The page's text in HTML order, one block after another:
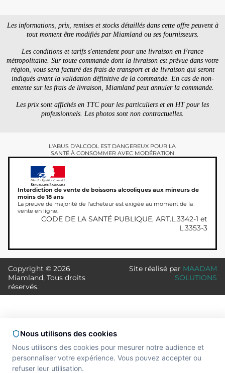
Les informations, prix, remises et stocks détaillés dans cette offre peuvent à
tout moment être modifiés par Miamland ou ses fournisseurs.
Les conditions et tarifs s'entendent pour une livraison en France
métropolitaine. Sur toute commande dont la livraison est prévue dans votre
région, vous sera facturé des frais de transport et de livraison qui seront
indiqués avant la validation définitive de la commande. En cas de non-
entente sur les frais de livraison, Miamland peut annuler la commande.
Les prix sont affichés en TTC pour les particuliers et en HT pour les
professionnels. Les photos sont non contractuelles.
L'ABUS D'ALCOOL EST DANGEREUX POUR LA
SANTÉ À CONSOMMER AVEC MODÉRATION
Interdiction de vente de boissons alcooliques aux mineurs de
moins de 18 ans
La preuve de majorité de l'acheteur est exigée au moment de la
vente en ligne.
CODE DE LA SANTÉ PUBLIQUE, ART.L.3342-1 et
L.3353-3
Copyright © 2026
Miamland, Tous droits
réservés.
Site réalisé par MAADAM
SOLUTIONS
Nous utilisons des cookies
Nous utilisons des cookies pour mesurer notre audience et
personnaliser votre expérience. Vous pouvez accepter ou
refuser leur utilisation.